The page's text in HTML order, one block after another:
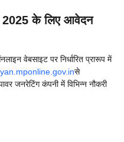
2025 के लिए आवेदन
वेबसाइट पर निर्धारित प्रारूप में
से
जनरेटिंग कंपनी में विभिन्न नौकरी